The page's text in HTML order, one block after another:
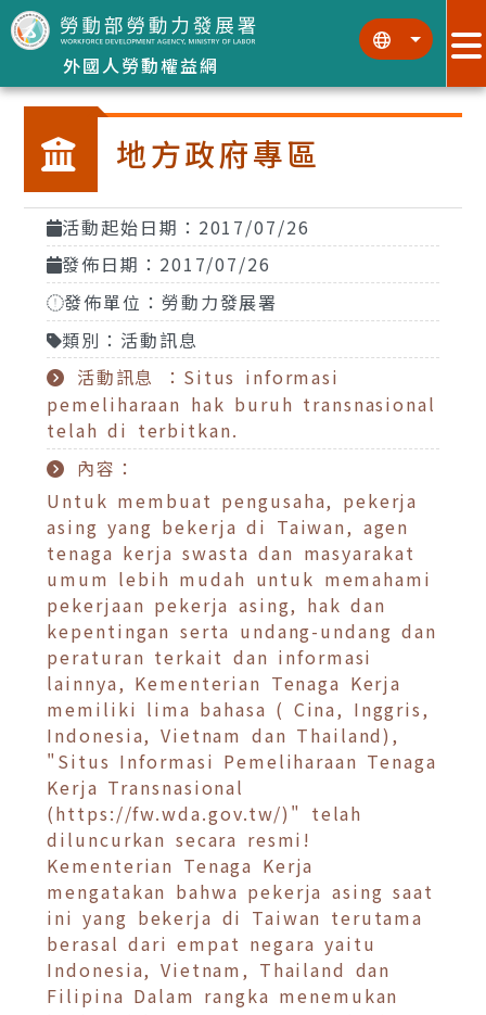
跳到主要內容區塊
外國人勞動權益網
::: :::
地方政府專區
活動起始日期：2017/07/26
發佈日期：2017/07/26
發佈單位：勞動力發展署
類別：活動訊息
活動訊息 ：Situs informasi
pemeliharaan hak buruh transnasional
telah di terbitkan.
內容：
Untuk membuat pengusaha, pekerja
asing yang bekerja di Taiwan, agen
tenaga kerja swasta dan masyarakat
umum lebih mudah untuk memahami
pekerjaan pekerja asing, hak dan
kepentingan serta undang-undang dan
peraturan terkait dan informasi
lainnya, Kementerian Tenaga Kerja
memiliki lima bahasa ( Cina, Inggris,
Indonesia, Vietnam dan Thailand),
"Situs Informasi Pemeliharaan Tenaga
Kerja Transnasional
(https://fw.wda.gov.tw/)" telah
diluncurkan secara resmi!
Kementerian Tenaga Kerja
mengatakan bahwa pekerja asing saat
ini yang bekerja di Taiwan terutama
berasal dari empat negara yaitu
Indonesia, Vietnam, Thailand dan
Filipina Dalam rangka menemukan